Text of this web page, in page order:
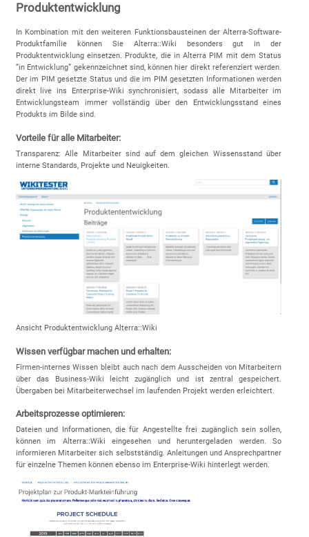
Produktentwicklung
In Kombination mit den weiteren Funktionsbausteinen der Alterra-Software-
Produktfamilie können Sie Alterra::Wiki besonders gut in der
Produktentwicklung einsetzen. Produkte, die in Alterra PIM mit dem Status
“in Entwicklung” gekennzeichnet sind, können hier direkt referenziert werden.
Der im PIM gesetzte Status und die im PIM gesetzten Informationen werden
direkt live ins Enterprise-Wiki synchronisiert, sodass alle Mitarbeiter im
Entwicklungsteam immer vollständig über den Entwicklungsstand eines
Produkts im Bilde sind.
Vorteile für alle Mitarbeiter:
Transparenz: Alle Mitarbeiter sind auf dem gleichen Wissensstand über
interne Standards, Projekte und Neuigkeiten.
Ansicht Produktentwicklung Alterra::Wiki
Wissen verfügbar machen und erhalten:
Firmen-internes Wissen bleibt auch nach dem Ausscheiden von Mitarbeitern
über das Business-Wiki leicht zugänglich und ist zentral gespeichert.
Übergaben bei Mitarbeiterwechsel im laufenden Projekt werden erleichtert.
Arbeitsprozesse optimieren:
Dateien und Informationen, die für Angestellte frei zugänglich sein sollen,
können im Alterra::Wiki eingesehen und heruntergeladen werden. So
informieren Mitarbeiter sich selbstständig. Anleitungen und Ansprechpartner
für einzelne Themen können ebenso im Enterprise-Wiki hinterlegt werden.